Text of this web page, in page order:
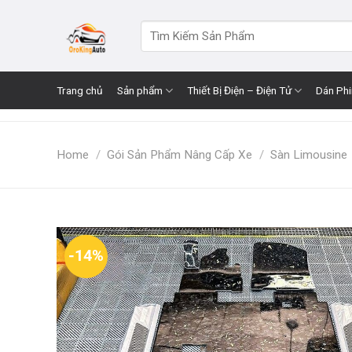
for:
Trang chủ Sản phẩm Thiết Bị Điện – Điện Tử Dán
Home / Gói Sản Phẩm Nâng Cấp Xe / Sàn Limousine
-14%